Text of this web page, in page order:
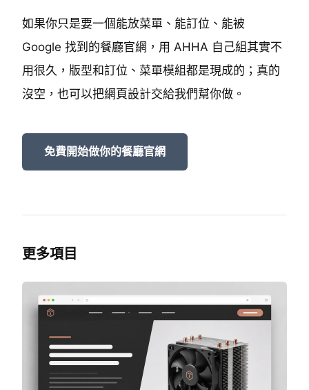
如果你只是要一個能放菜單、能訂位、能被
Google 找到的餐廳官網，用 AHHA 自己組其實不
用很久，版型和訂位、菜單模組都是現成的；真的
沒空，也可以把網頁設計交給我們幫你做。
免費開始做你的餐廳官網
更多項目